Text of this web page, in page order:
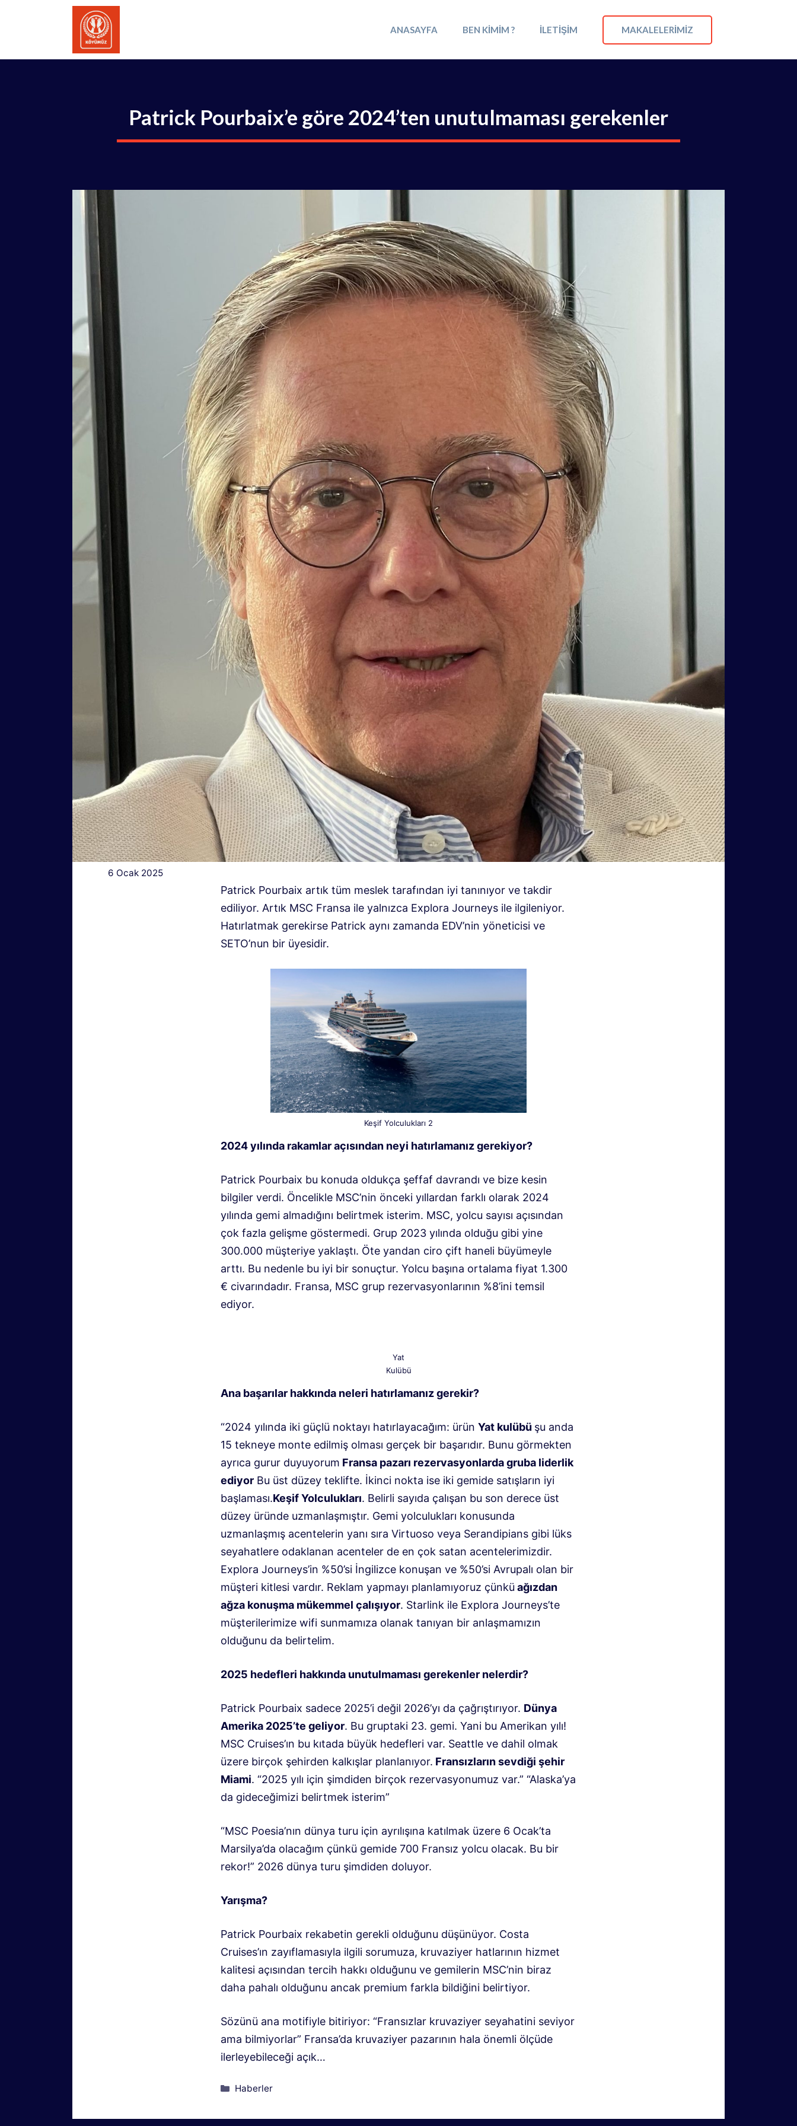
ANASAYFA BEN KIMIM ? İLETIŞIM MAKALELERIMIZ
Patrick Pourbaix’e göre 2024’ten unutulmaması gerekenler
6 Ocak 2025
Patrick Pourbaix artık tüm meslek tarafından iyi tanınıyor ve takdir
ediliyor. Artık MSC Fransa ile yalnızca Explora Journeys ile ilgileniyor.
Hatırlatmak gerekirse Patrick aynı zamanda EDV’nin yöneticisi ve
SETO’nun bir üyesidir.
Keşif Yolculukları 2
2024 yılında rakamlar açısından neyi hatırlamanız gerekiyor?
Patrick Pourbaix bu konuda oldukça şeffaf davrandı ve bize kesin
bilgiler verdi. Öncelikle MSC’nin önceki yıllardan farklı olarak 2024
yılında gemi almadığını belirtmek isterim. MSC, yolcu sayısı açısından
çok fazla gelişme göstermedi. Grup 2023 yılında olduğu gibi yine
300.000 müşteriye yaklaştı. Öte yandan ciro çift haneli büyümeyle
arttı. Bu nedenle bu iyi bir sonuçtur. Yolcu başına ortalama fiyat 1.300
€ civarındadır. Fransa, MSC grup rezervasyonlarının %8’ini temsil
ediyor.
Yat
Kulübü
Ana başarılar hakkında neleri hatırlamanız gerekir?
“2024 yılında iki güçlü noktayı hatırlayacağım: ürün Yat kulübü şu anda
15 tekneye monte edilmiş olması gerçek bir başarıdır. Bunu görmekten
ayrıca gurur duyuyorum Fransa pazarı rezervasyonlarda gruba liderlik
ediyor Bu üst düzey teklifte. İkinci nokta ise iki gemide satışların iyi
başlaması.Keşif Yolculukları. Belirli sayıda çalışan bu son derece üst
düzey üründe uzmanlaşmıştır. Gemi yolculukları konusunda
uzmanlaşmış acentelerin yanı sıra Virtuoso veya Serandipians gibi lüks
seyahatlere odaklanan acenteler de en çok satan acentelerimizdir.
Explora Journeys’in %50’si İngilizce konuşan ve %50’si Avrupalı ​​olan bir
müşteri kitlesi vardır. Reklam yapmayı planlamıyoruz çünkü ağızdan
ağza konuşma mükemmel çalışıyor. Starlink ile Explora Journeys’te
müşterilerimize wifi sunmamıza olanak tanıyan bir anlaşmamızın
olduğunu da belirtelim.
2025 hedefleri hakkında unutulmaması gerekenler nelerdir?
Patrick Pourbaix sadece 2025’i değil 2026’yı da çağrıştırıyor. Dünya
Amerika 2025’te geliyor. Bu gruptaki 23. gemi. Yani bu Amerikan yılı!
MSC Cruises’ın bu kıtada büyük hedefleri var. Seattle ve dahil olmak
üzere birçok şehirden kalkışlar planlanıyor. Fransızların sevdiği şehir
Miami. “2025 yılı için şimdiden birçok rezervasyonumuz var.” “Alaska’ya
da gideceğimizi belirtmek isterim”
“MSC Poesia’nın dünya turu için ayrılışına katılmak üzere 6 Ocak’ta
Marsilya’da olacağım çünkü gemide 700 Fransız yolcu olacak. Bu bir
rekor!” 2026 dünya turu şimdiden doluyor.
Yarışma?
Patrick Pourbaix rekabetin gerekli olduğunu düşünüyor. Costa
Cruises’ın zayıflamasıyla ilgili sorumuza, kruvaziyer hatlarının hizmet
kalitesi açısından tercih hakkı olduğunu ve gemilerin MSC’nin biraz
daha pahalı olduğunu ancak premium farkla bildiğini belirtiyor.
Sözünü ana motifiyle bitiriyor: “Fransızlar kruvaziyer seyahatini seviyor
ama bilmiyorlar” Fransa’da kruvaziyer pazarının hala önemli ölçüde
ilerleyebileceği açık…
Kategoriler
Haberler